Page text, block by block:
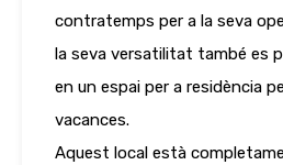
contratemps per a la seva
la seva versatilitat també es
en un espai per a residència
vacances.
Aquest local està